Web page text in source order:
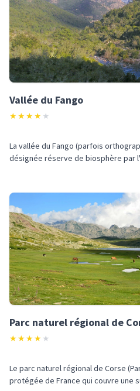
Vallée du Fango
★★★★ ★
La vallée du Fango (parfois
désignée réserve de biosphère par
Parc naturel régional de
★★★★ ★
Le parc naturel régional de Corse
protégée de France qui couvre une